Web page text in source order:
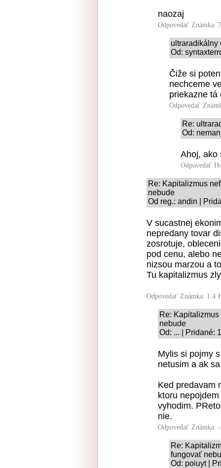
naozaj
Odpovedať Známka:
ultraradikálny
Od:
Čiže si
nechceme
priekazne tá
Odpovedať
Re:
Od:
Ahoj, ako
Odpovedať
Re: Kapitalizmus
nebude
Od reg.: andin |
V sucastnej
nepredany tovar
zosrotuje,
pod cenu, alebo
nizsou marzou a
Tu kapitalizmus
Odpovedať Známka: 1.4
Re:
nebude
Od: ... | Pridané:
Mylis si pojmy
netusim a ak
Ked predavam
ktoru
vyhodim.
nie.
Odpovedať Známka:
Re:
fungovať
Od: poiuyt |